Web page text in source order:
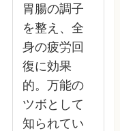
胃腸の調子
を整え、全
身の疲労回
復に効果
的。万能の
ツボとして
知られてい